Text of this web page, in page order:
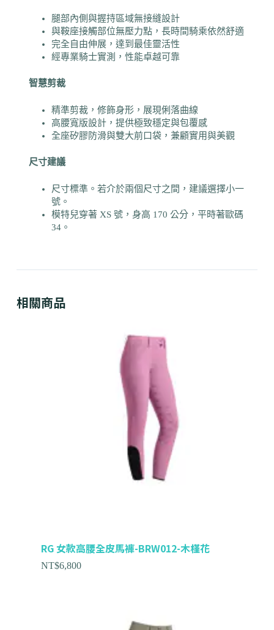
腿部內側與握持區域無接縫設計
與鞍座接觸部位無壓力點，長時間騎乘依然舒適
完全自由伸展，達到最佳靈活性
經專業騎士實測，性能卓越可靠
智慧剪裁
精準剪裁，修飾身形，展現俐落曲線
高腰寬版設計，提供極致穩定與包覆感
全座矽膠防滑與雙大前口袋，兼顧實用與美觀
尺寸建議
尺寸標準。若介於兩個尺寸之間，建議選擇小一
號。
模特兒穿著 XS 號，身高 170 公分，平時著歐碼
34。
相關商品
RG 女款高腰全皮馬褲-BRW012-木槿花
NT$6,800